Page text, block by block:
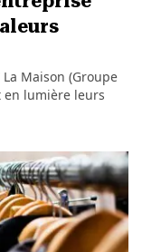
Maison (Groupe
en lumière leurs